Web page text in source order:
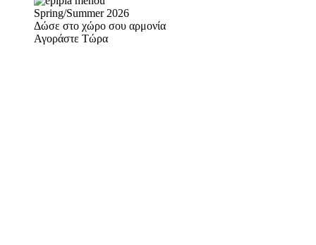
Spring/Summer 2026
Δώσε στο χώρο σου αρμονία
Αγοράστε Τώρα